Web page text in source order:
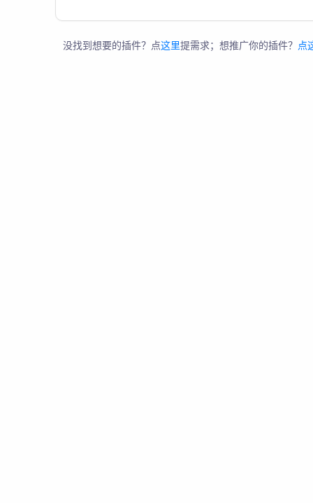
没找到想要的插件？点这里提需求；想推广你的插件？ 点